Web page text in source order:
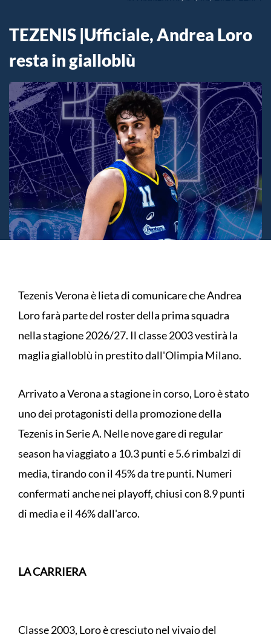
TEZENIS |Ufficiale, Andrea Loro
resta in gialloblù
Tezenis Verona è lieta di comunicare che Andrea
Loro farà parte del roster della prima squadra
nella stagione 2026/27. Il classe 2003 vestirà la
maglia gialloblù in prestito dall'Olimpia Milano.
Arrivato a Verona a stagione in corso, Loro è stato
uno dei protagonisti della promozione della
Tezenis in Serie A. Nelle nove gare di regular
season ha viaggiato a 10.3 punti e 5.6 rimbalzi di
media, tirando con il 45% da tre punti. Numeri
confermati anche nei playoff, chiusi con 8.9 punti
di media e il 46% dall'arco.
LA CARRIERA
Classe 2003, Loro è cresciuto nel vivaio del